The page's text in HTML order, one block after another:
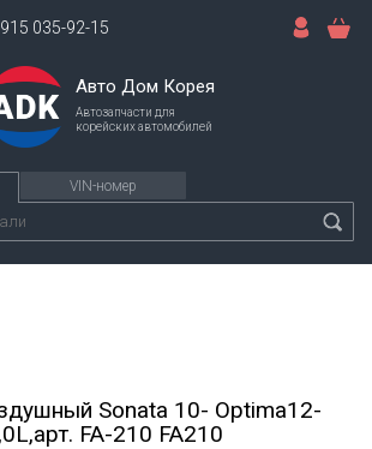
035-92-15
Авто Дом Корея
Автозапчасти для
корейских автомобилей
VIN-номер
Sonata 10- Optima12-
FA-210 FA210